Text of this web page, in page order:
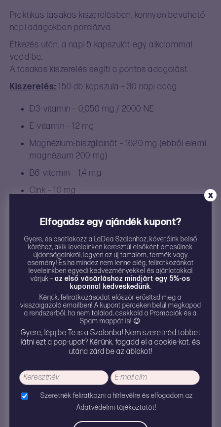
Praktikus tasakos kiszerelésben, könnyen bevehető
napi adagokban porciózva.
Étkezés után, a napi 5 kapszulát egy alkalommal
vedd be.
A tasakos kiszerelés segíti a pontos adagolást.
Kiszerelés: 150 db kapszula – 30 napi adag
D3‑vitamin – 0,050 mg / 2000 NE
E‑vitamin – 12 mg
Magnézium‑biszglicinát – 1620 mg (ebből elemi
magnézium 200 mg)
B6‑vitamin – 1,4 mg
Cink – 10 mg
Omega‑3 zsírsavak – 1000 mg (500 mg EPA /
250 mg DHA)
Figyelmeztetés: Az étrend-kiegészítők fogyasztása
nem helyettesíti a változatos, kiegyensúlyozott,
vegyes étrendet és az egészséges életmódot. A
napi ajánlott mennyiséget ne lépd túl! Ne szedd a
készítményt, ha az összetevők bármelyikére
érzékeny, allergiás vagy!Halat, rákfélét, mogyorót
és dióféléket is feldolgozó üzemben készül.
Gyermekektől elzárva tartandó!
Még nincsenek értékelések.
X
Elfogadsz egy ajándék kupont?
Gyere, és csatlakozz a LaDea Szalonhoz, követőink belső
köréhez, akik leveleinken keresztül elsőként értesülnek
újdonságainkról, legyen az új tartalom, termék vagy
esemény! És ha mindez nem lenne elég, feliratkozónkat
leveleinkben egyedi kedvezményekkel és ajánlatokkal
várjuk – az első vásárláshoz mindjárt egy 5%-os
kuponnal kedveskedünk.
Kérjük, feliratkozásodat először erősítsd meg a
visszaigazoló emailben! A kupont perceken belül megkapod
a rendszerből, ha nem találod, csekkold a Promóciók és a
Spam mappát is! 😉
Gyere, lépj be Te is a Szalonba! Nem szeretnéd többet
látni ezt a pop-upot? Kérünk, fogadd el a cookie-kat, és
utána zárd be az ablakot!
Szeretnék feliratkozni a hírlevélre és elfogadom az
Adatvédelmi tájékoztatót!